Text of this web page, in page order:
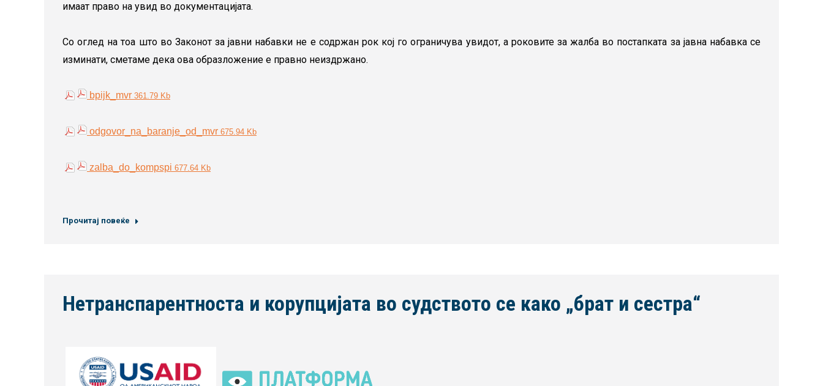
имаат право на увид во документацијата.
Со оглед на тоа што во Законот за јавни набавки не е содржан рок кој го ограничува увидот, а роковите за жалба во постапката за јавна набавка се
изминати, сметаме дека ова образложение е правно неиздржано.
bpijk_mvr 361.79 Kb
odgovor_na_baranje_od_mvr 675.94 Kb
zalba_do_kompspi 677.64 Kb
Прочитај повеќе
Нетранспарентноста и корупцијата во судството се како „брат и сестра“